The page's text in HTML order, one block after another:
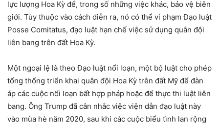
lực lượng Hoa Kỳ để, trong số những việc khác, bảo vệ biên
giới. Tùy thuộc vào cách diễn ra, nó có thể vi phạm Đạo luật
Posse Comitatus, đạo luật hạn chế việc sử dụng quân đội
liên bang trên đất Hoa Kỳ.
Một ngoại lệ là theo Đạo luật nổi loạn, một bộ luật cho phép
tổng thống triển khai quân đội Hoa Kỳ trên đất Mỹ để đàn
áp các cuộc nổi loạn bất hợp pháp hoặc để thực thi luật liên
bang. Ông Trump đã cân nhắc việc viện dẫn đạo luật này
vào mùa hè năm 2020, sau khi các cuộc biểu tình lan rộng